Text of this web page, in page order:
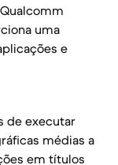
uma
e
de executar
médias a
em títulos